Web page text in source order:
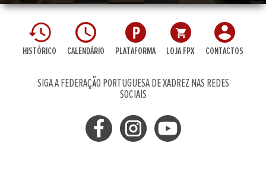
HISTÓRICO CALENDÁRIO PLATAFORMA LOJA FPX CONTACTOS
SIGA A FEDERAÇÃO PORTUGUESA DE XADREZ NAS REDES
SOCIAIS